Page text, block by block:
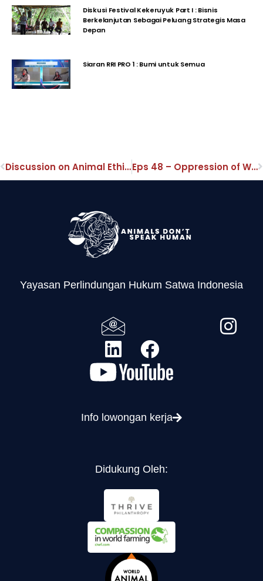
Diskusi Festival Kekeruyuk Part I : Bisnis
Berkelanjutan Sebagai Peluang Strategis Masa
Depan
Siaran RRI PRO 1 : Bumi untuk Semua
Discussion on Animal Ethics: Oppression of women & female animals Eps 48 – Oppression of Women & Female Animals – Part 1
Yayasan Perlindungan Hukum Satwa Indonesia
Info lowongan kerja
Didukung Oleh: